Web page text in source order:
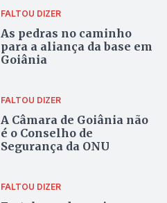
FALTOU DIZER
As pedras no caminho
para a aliança da base em
Goiânia
FALTOU DIZER
A Câmara de Goiânia não
é o Conselho de
Segurança da ONU
FALTOU DIZER